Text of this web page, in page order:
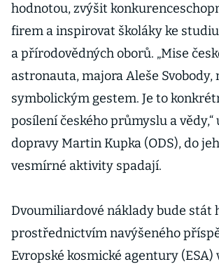
hodnotou, zvýšit
firem a inspirovat školáky ke
a přírodovědných oborů. „Mise
astronauta, majora Aleše Svobody,
symbolickým gestem. Je to
posílení českého průmyslu a
dopravy Martin Kupka (ODS), do
vesmírné aktivity spadají.
Dvoumiliardové náklady bude stát
prostřednictvím navýšeného
Evropské kosmické agentury (ESA)